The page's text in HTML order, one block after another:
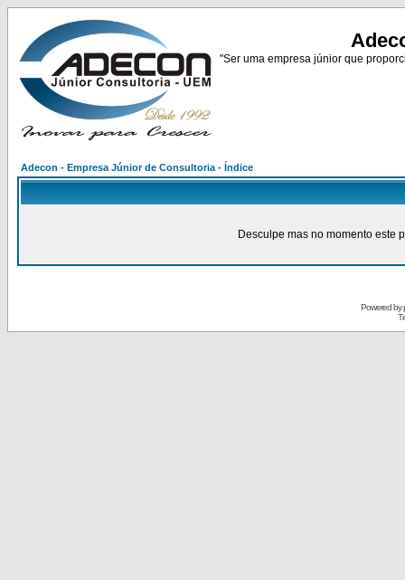
"Ser uma empresa júnior que
Adecon - Empresa Júnior de Consultoria - Índice
Desculpe mas no momento este
Powered by